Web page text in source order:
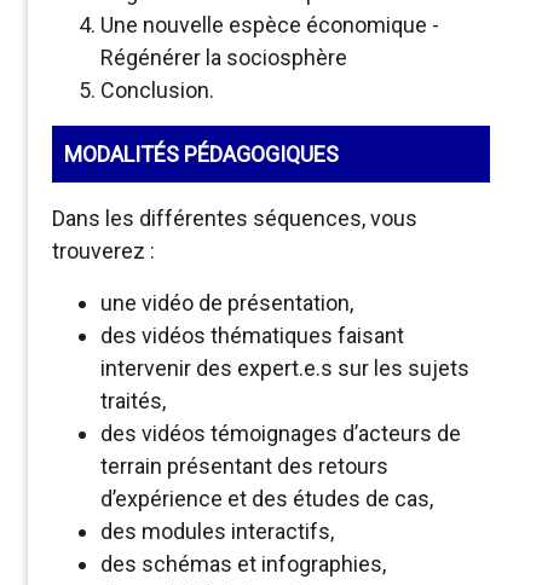
Une nouvelle espèce économique -
Régénérer la sociosphère
Conclusion.
MODALITÉS PÉDAGOGIQUES
Dans les différentes séquences, vous
trouverez :
une vidéo de présentation,
des vidéos thématiques faisant
intervenir des expert.e.s sur les sujets
traités,
des vidéos témoignages d’acteurs de
terrain présentant des retours
d’expérience et des études de cas,
des modules interactifs,
des schémas et infographies,